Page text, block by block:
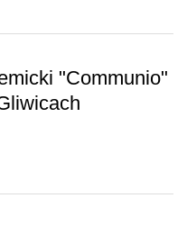
"Communio"